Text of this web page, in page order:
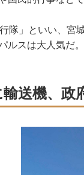
隊」といい、宮
ルスは大人気だ。
送機、政